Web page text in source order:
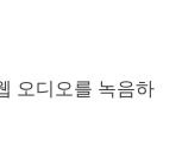
오디오를 녹음하